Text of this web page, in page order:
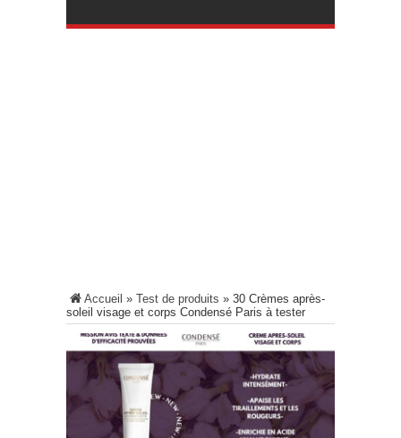
Accueil » Test de produits » 30 Crèmes après-
soleil visage et corps Condensé Paris à tester